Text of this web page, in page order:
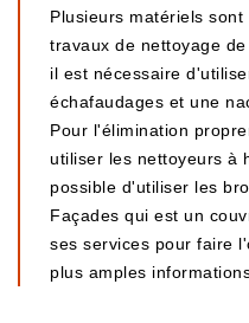
Plusieurs matériels
travaux de nettoyage
il est nécessaire
échafaudages et une
Pour l'élimination
utiliser les nettoyeurs à
possible d'utiliser les
Façades qui est un
ses services pour faire
plus amples